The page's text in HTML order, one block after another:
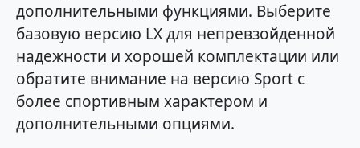
дополнительными функциями. Выберите
базовую версию LX для непревзойденной
надежности и хорошей комплектации или
обратите внимание на версию Sport с
более спортивным характером и
дополнительными опциями.